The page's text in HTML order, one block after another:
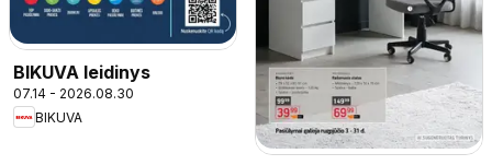
BIKUVA leidinys
07.14 - 2026.08.30
BIKUVA